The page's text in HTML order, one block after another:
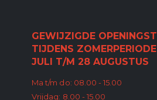
GEWIJZIGDE
TIJDENS
JULI T/M 28 AUGUSTUS
Ma t/m do: 08.00 - 15.00
Vrijdag: 8.00 - 15.00